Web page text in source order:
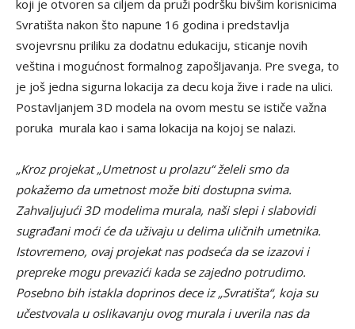
koji je otvoren sa ciljem da pruži podršku bivšim korisnicima
Svratišta nakon što napune 16 godina i predstavlja
svojevrsnu priliku za dodatnu edukaciju, sticanje novih
veština i mogućnost formalnog zapošljavanja. Pre svega, to
je još jedna sigurna lokacija za decu koja žive i rade na ulici.
Postavljanjem 3D modela na ovom mestu se ističe važna
poruka murala kao i sama lokacija na kojoj se nalazi.
„Kroz projekat „Umetnost u prolazu“ želeli smo da
pokažemo da umetnost može biti dostupna svima.
Zahvaljujući 3D modelima murala, naši slepi i slabovidi
sugrađani moći će da uživaju u delima uličnih umetnika.
Istovremeno, ovaj projekat nas podseća da se izazovi i
prepreke mogu prevazići kada se zajedno potrudimo.
Posebno bih istakla doprinos dece iz „Svratišta“, koja su
učestvovala u oslikavanju ovog murala i uverila nas da